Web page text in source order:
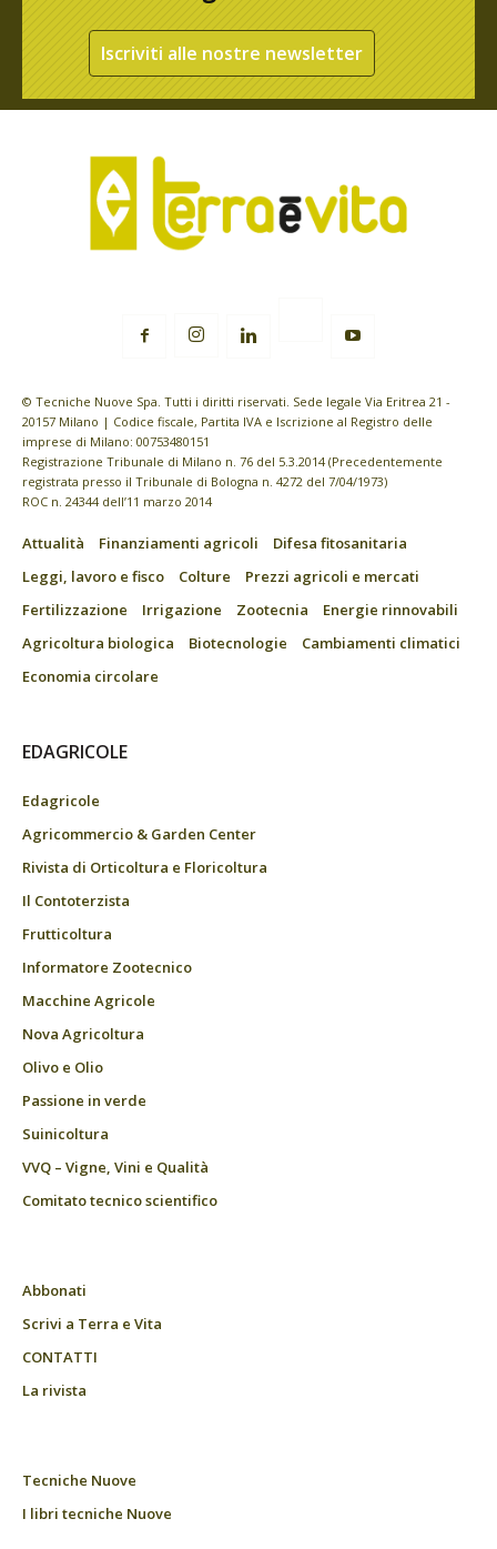
Iscriviti alle nostre newsletter
© Tecniche Nuove Spa. Tutti i diritti riservati. Sede legale Via Eritrea 21 -
20157 Milano | Codice fiscale, Partita IVA e Iscrizione al Registro delle
imprese di Milano: 00753480151
Registrazione Tribunale di Milano n. 76 del 5.3.2014 (Precedentemente
registrata presso il Tribunale di Bologna n. 4272 del 7/04/1973)
ROC n. 24344 dell’11 marzo 2014
Attualità Finanziamenti agricoli
Difesa fitosanitaria
Leggi, lavoro e fisco
Colture
Prezzi agricoli e mercati
Fertilizzazione
Irrigazione Zootecnia
Energie rinnovabili
Agricoltura biologica
Biotecnologie
Cambiamenti climatici
Economia circolare
EDAGRICOLE
Edagricole
Agricommercio & Garden Center
Rivista di Orticoltura e Floricoltura
Il Contoterzista
Frutticoltura
Informatore Zootecnico
Macchine Agricole
Nova Agricoltura
Olivo e Olio
Passione in verde
Suinicoltura
VVQ – Vigne, Vini e Qualità
Comitato tecnico scientifico
Abbonati
Scrivi a Terra e Vita
CONTATTI
La rivista
Tecniche Nuove
I libri tecniche Nuove